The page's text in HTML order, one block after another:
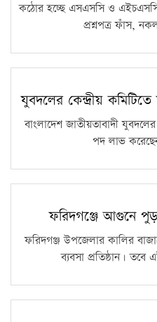
কঠোর হচ্ছে এসএসসি ও এইচএসসি
প্রশ্নপত্র ফাঁস,
যুবদলের কেন্দ্রীয়
বাংলাদেশ জাতীয়তাবাদী যুবদলের
পদ লাভ
ফরিদগঞ্জে আগুনে
ফরিদগঞ্জ উপজেলার কালির
ব্যবসা প্রতিষ্ঠান। তবে